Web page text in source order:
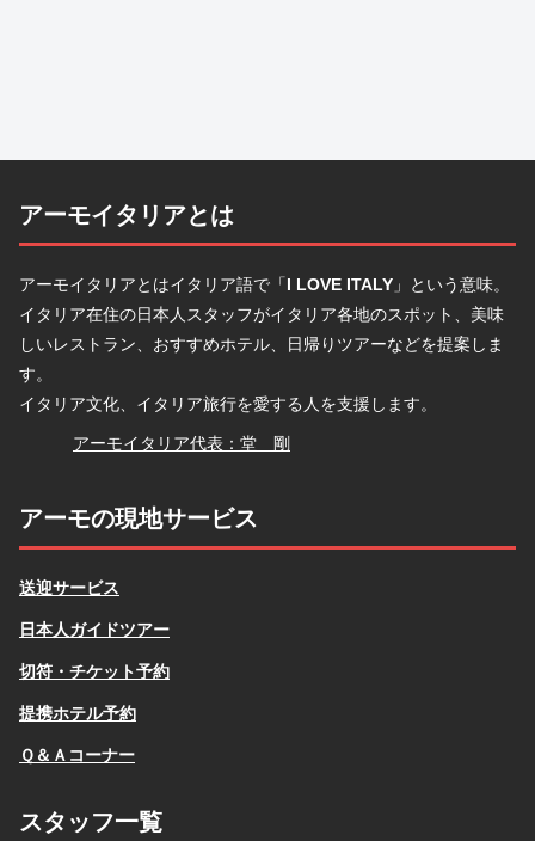
アーモイタリアとは
アーモイタリアとはイタリア語で「I LOVE ITALY 」という意味。
イタリア在住の日本人スタッフがイタリア各地のスポット、美味
しいレストラン、おすすめホテル、日帰りツアーなどを提案しま
す。
イタリア文化、イタリア旅行を愛する人を支援します。
堂
アーモイタリア代表：堂 剛
アーモの現地サービス
送迎サービス
日本人ガイドツアー
切符・チケット予約
提携ホテル予約
Ｑ＆Ａコーナー
スタッフ一覧